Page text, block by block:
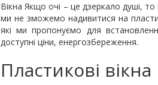
Вікна Якщо очі – це дзеркало душі,
ми не зможемо надивитися на
які ми пропонуємо для
доступні ціни, енергозбереження.
Пластикові